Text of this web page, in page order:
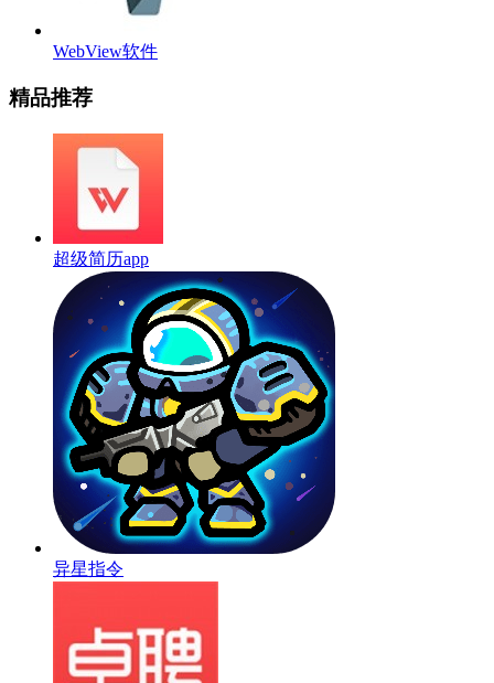
WebView软件
精品推荐
超级简历app
异星指令